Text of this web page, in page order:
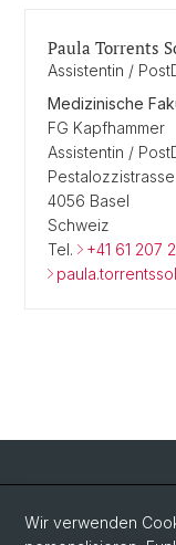
Paula Torrents
Assistentin /
Medizinische
FG Kapfhammer
Assistentin /
4056 Basel
Schweiz
Tel.
+41 61 207
Social Media
Wir verwenden